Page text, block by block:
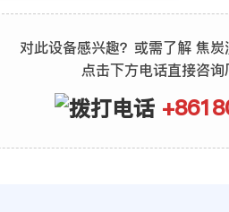
对此设备感兴趣？或需了解 焦炭
点击下方电话直接咨询